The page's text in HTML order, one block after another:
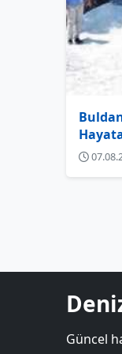
Güncel